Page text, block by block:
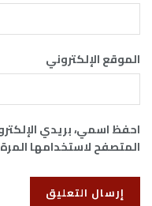
الموقع الإلكتروني
احفظ اسمي، بريدي
المتصفح لاستخدامها